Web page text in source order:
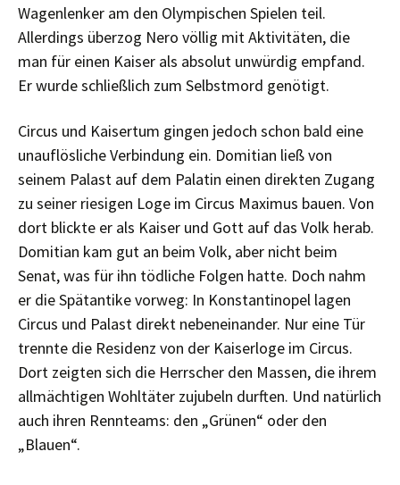
Wagenlenker am den Olympischen Spielen teil.
Allerdings überzog Nero völlig mit Aktivitäten, die
man für einen Kaiser als absolut unwürdig empfand.
Er wurde schließlich zum Selbstmord genötigt.
Circus und Kaisertum gingen jedoch schon bald eine
unauflösliche Verbindung ein. Domitian ließ von
seinem Palast auf dem Palatin einen direkten Zugang
zu seiner riesigen Loge im Circus Maximus bauen. Von
dort blickte er als Kaiser und Gott auf das Volk herab.
Domitian kam gut an beim Volk, aber nicht beim
Senat, was für ihn tödliche Folgen hatte. Doch nahm
er die Spätantike vorweg: In Konstantinopel lagen
Circus und Palast direkt nebeneinander. Nur eine Tür
trennte die Residenz von der Kaiserloge im Circus.
Dort zeigten sich die Herrscher den Massen, die ihrem
allmächtigen Wohltäter zujubeln durften. Und natürlich
auch ihren Rennteams: den „Grünen“ oder den
„Blauen“.